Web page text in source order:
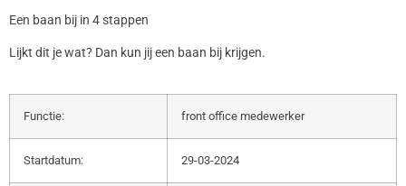
Een baan bij in 4 stappen
Lijkt dit je wat? Dan kun jij een baan bij krijgen.
Functie: front office medewerker
Startdatum: 29-03-2024